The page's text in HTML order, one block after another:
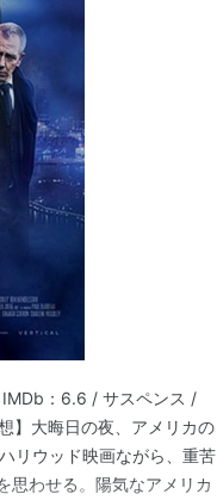
：6.6 / サスペンス /
】大晦日の夜、アメリカの
リウッド映画ながら、重苦
思わせる。陽気なアメリカ